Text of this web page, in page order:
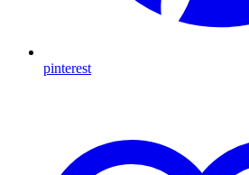
pinterest